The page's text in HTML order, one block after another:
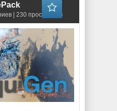
| 230 просмотров